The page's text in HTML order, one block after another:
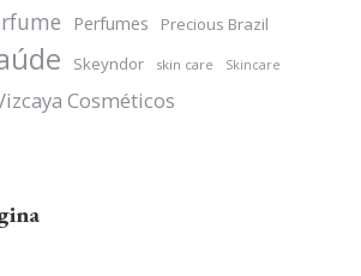
Perfumes Precious Brazil
Skeyndor skin care Skincare
Cosméticos